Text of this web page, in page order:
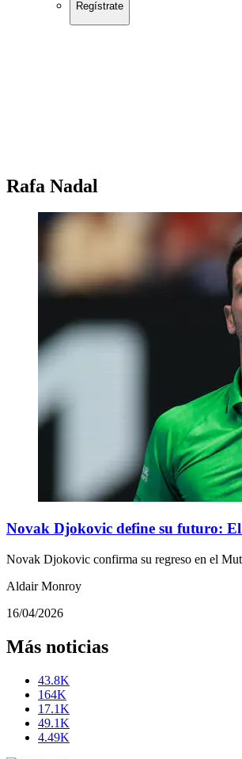
Regístrate
Rafa Nadal
Novak Djokovic define su futuro:
Novak Djokovic confirma su regreso en el
Aldair Monroy
16/04/2026
Más noticias
43.8K
164K
17.1K
49.1K
4.49K